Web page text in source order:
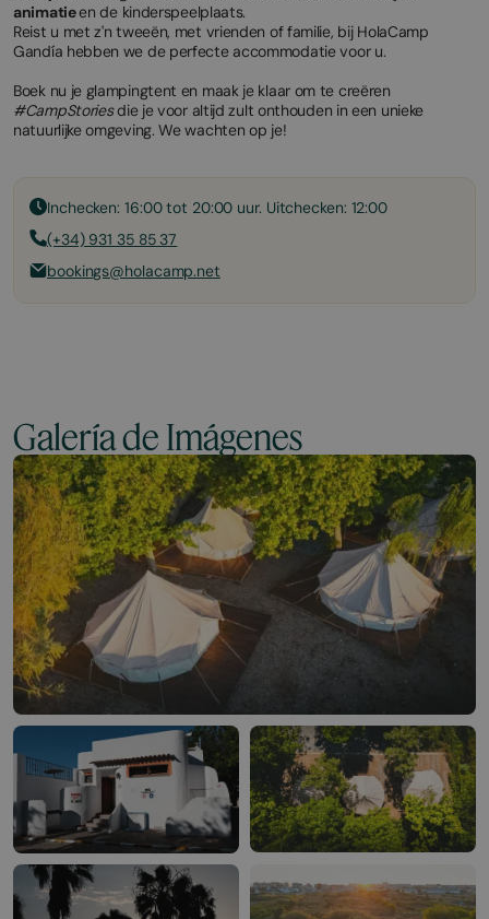
animatieen de kinderspeelplaats.
Reist u met z'n tweeën, met vrienden of familie, bij HolaCamp
Gandía hebben we de perfecte accommodatie voor u.
Boek nu je glampingtent en maak je klaar om te creëren
#CampStoriesdie je voor altijd zult onthouden in een unieke
natuurlijke omgeving. We wachten op je!
Inchecken: 16:00 tot 20:00 uur. Uitchecken: 12:00
(+34) 931 35 85 37
bookings@holacamp.net
Galería de Imágenes